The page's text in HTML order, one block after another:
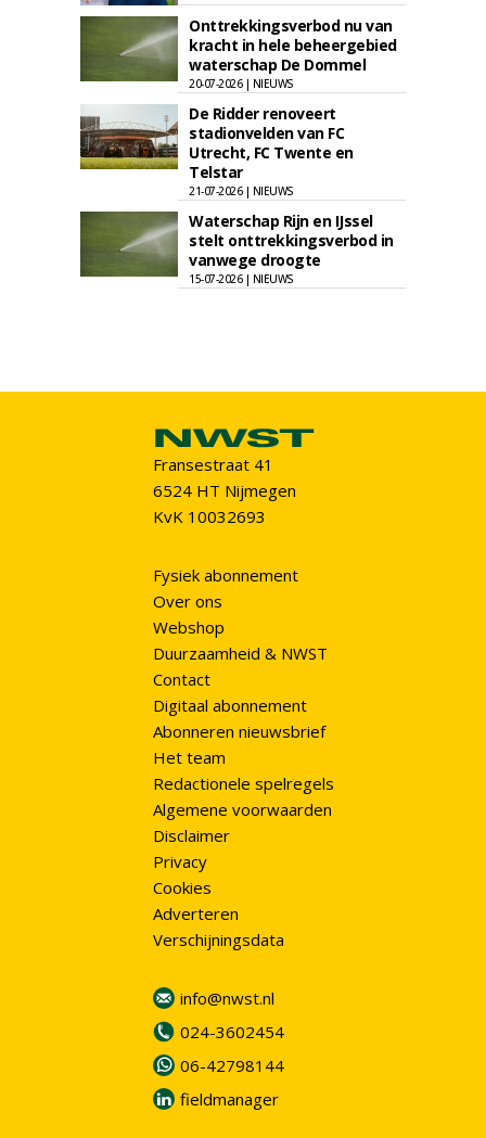
Onttrekkingsverbod nu van
kracht in hele beheergebied
waterschap De Dommel
20-07-2026 | NIEUWS
De Ridder renoveert
stadionvelden van FC
Utrecht, FC Twente en
Telstar
21-07-2026 | NIEUWS
Waterschap Rijn en IJssel
stelt onttrekkingsverbod in
vanwege droogte
15-07-2026 | NIEUWS
Fransestraat 41
6524 HT Nijmegen
KvK 10032693
Fysiek abonnement
Over ons
Webshop
Duurzaamheid & NWST
Contact
Digitaal abonnement
Abonneren nieuwsbrief
Het team
Redactionele spelregels
Algemene voorwaarden
Disclaimer
Privacy
Cookies
Adverteren
Verschijningsdata
info@nwst.nl
024-3602454
06-42798144
fieldmanager